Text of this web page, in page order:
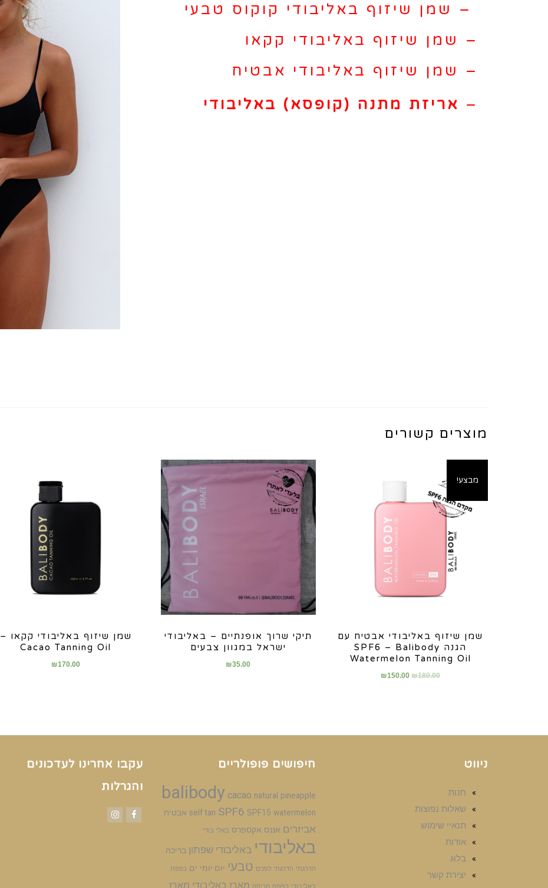
–
שמן שיזוף באליבודי קוקוס טבעי
–
שמן שיזוף באליבודי קקאו
–
שמן שיזוף באליבודי אבטיח
– אריזת מתנה (קופסא) באליבודי
מוצרים קשורים
מבצע!
שמן שיזוף באליבודי אבטיח עם
הגנה SPF6 – Balibody
Watermelon Tanning Oil
₪180.00
₪150.00
תיקי שרוך אופנתיים – באליבודי
ישראל במגוון צבעים
₪35.00
שמן שיזוף באליבודי קקאו –
Cacao Tanning Oil
₪170.00
ניווט
חנות
שאלות נפוצות
תנאיי שימוש
אודות
בלוג
יצירת קשר
חיפושים פופולריים
balibody cacao natural pineapple
self tan SPF6 SPF15 watermelon אבטיח
אביזרים אננס אקספרס באלי בודי
באליבודי באליבודי שפתון בריכה
הדרגתי הדרגתי לפנים טבעי יום יומי ים כפפת
באליבודי כפפת מריחה מארז באליבודי מארז
עקבו אחרינו לעדכונים
והגרלות